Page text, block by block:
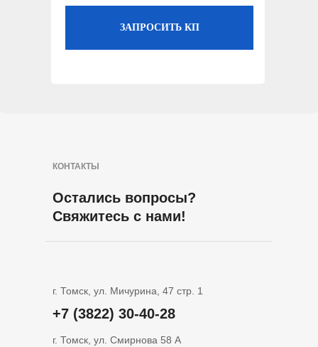
ЗАПРОСИТЬ КП
КОНТАКТЫ
Остались вопросы?
Свяжитесь с нами!
г. Томск, ул. Мичурина, 47 стр. 1
+7 (3822) 30-40-28
г. Томск, ул. Смирнова 58 А